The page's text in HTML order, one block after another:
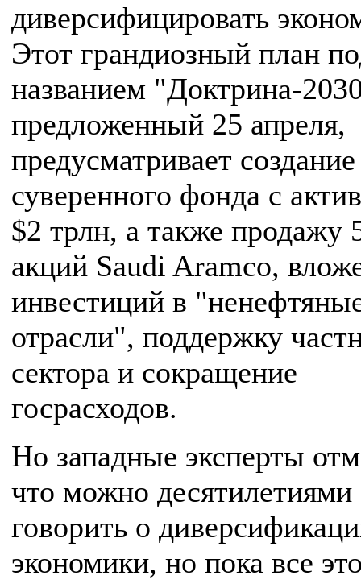
диверсифицировать
Этот грандиозный план
названием "Доктрина-
предложенный 25 апреля,
предусматривает создание
суверенного фонда с
$2 трлн, а также продажу
акций Saudi Aramco,
инвестиций в
отрасли", поддержку
сектора и сокращение
госрасходов.
Но западные эксперты
что можно десятилетиями
говорить о
экономики, но пока все